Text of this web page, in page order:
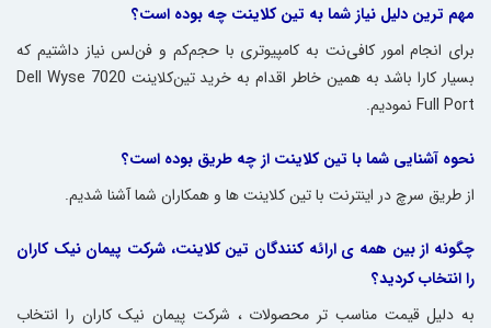
مهم ترین دلیل نیاز شما به تین کلاینت چه بوده است؟
برای انجام امور کافی‌نت به کامپیوتری با حجم‌کم و فن‌لس نیاز داشتیم که
بسیار کارا باشد به همین خاطر اقدام به خرید
تین‌‌کلاینت Dell Wyse 7020
Full Port نمودیم.
نحوه آشنایی شما با تین کلاینت از چه طریق بوده است؟
از طریق سرچ در اینترنت باتین کلاینتها و همکاران شما آشنا شدیم.
چگونه از بین همه ی ارائه کنندگان تین کلاینت، شرکت پیمان نیک کاران
را انتخاب کردید؟
به دلیل قیمت مناسب‌ تر محصولات ، شرکت پیمان نیک کاران را انتخاب